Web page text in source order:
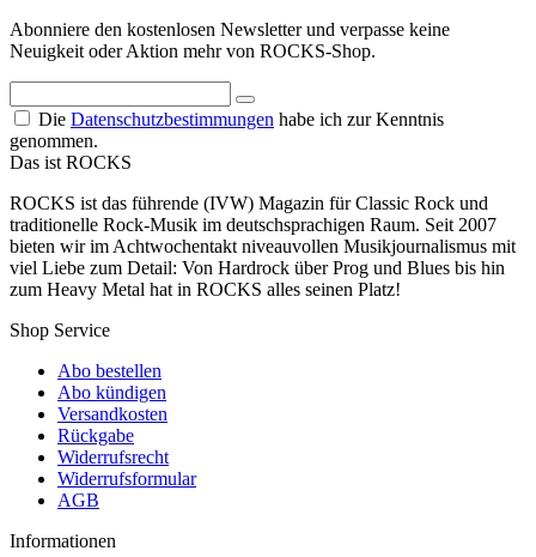
Abonniere den kostenlosen Newsletter und verpasse keine
Neuigkeit oder Aktion mehr von ROCKS-Shop.
Die Datenschutzbestimmungen habe ich zur Kenntnis
genommen.
Das ist ROCKS
ROCKS ist das führende (IVW) Magazin für Classic Rock und
traditionelle Rock-Musik im deutschsprachigen Raum. Seit 2007
bieten wir im Achtwochentakt niveauvollen Musikjournalismus mit
viel Liebe zum Detail: Von Hardrock über Prog und Blues bis hin
zum Heavy Metal hat in ROCKS alles seinen Platz!
Shop Service
Abo bestellen
Abo kündigen
Versandkosten
Rückgabe
Widerrufsrecht
Widerrufsformular
AGB
Informationen